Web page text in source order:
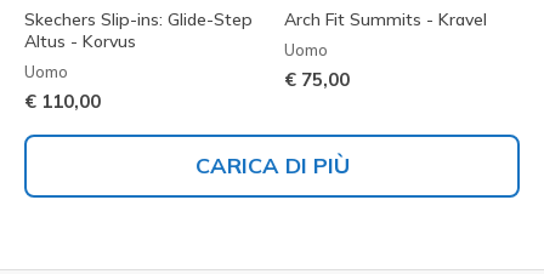
Skechers Slip-ins: Glide-Step
Altus - Korvus
Uomo
€ 110,00
Arch Fit Summits - Kravel
Uomo
€ 75,00
CARICA DI PIÙ